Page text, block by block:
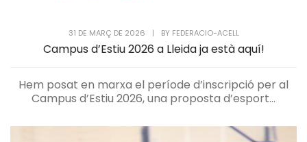
31 DE MARÇ DE 2026 | BY FEDERACIO-ACELL
Campus d’Estiu 2026 a Lleida ja està aquí!
Hem posat en marxa el període d’inscripció per al
Campus d’Estiu 2026, una proposta d’esport...